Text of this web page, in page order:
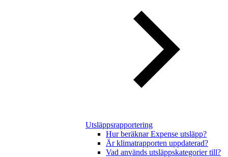
Utsläppsrapportering
Hur beräknar Expense utsläpp?
Är klimatrapporten uppdaterad?
Vad används utsläppskategorier till?